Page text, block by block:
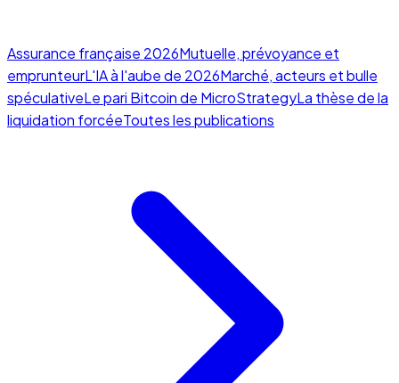
Assurance française 2026Mutuelle, prévoyance et
emprunteurL'IA à l'aube de 2026Marché, acteurs et bulle
spéculativeLe pari Bitcoin de MicroStrategyLa thèse de la
liquidation forcéeToutes les publications